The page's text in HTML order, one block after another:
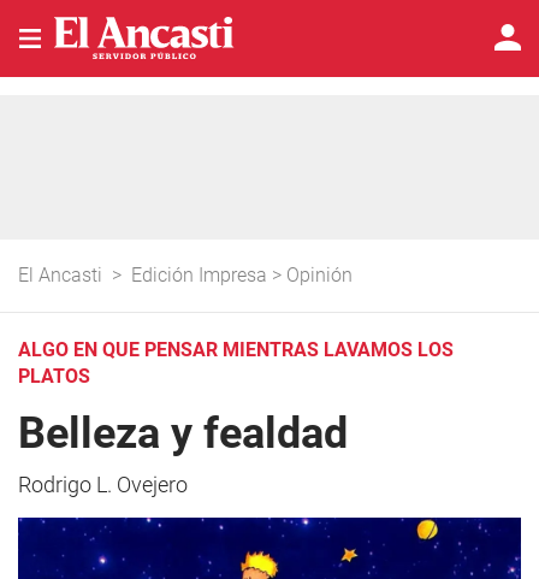
El Ancasti > Edición Impresa > Opinión
ALGO EN QUE PENSAR MIENTRAS LAVAMOS LOS
PLATOS
Belleza y fealdad
Rodrigo L. Ovejero